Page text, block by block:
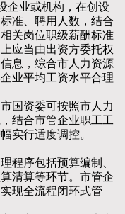
业或机构，在创设
准、聘用人数，结合
关岗位职级薪酬标准
应当由出资方委托权
息，综合市人力资源
业平均工资水平合理
资委可按照市人力
结合市管企业职工工
实行适度调控。
序包括预算编制、
清算等环节。市管企
现全流程闭环式管